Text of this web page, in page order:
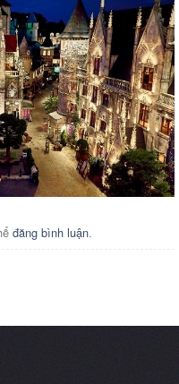
đăng bình luận.